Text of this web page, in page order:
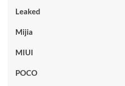
Leaked
Mijia
MIUI
POCO